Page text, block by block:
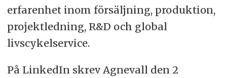
erfarenhet inom försäljning, produktion,
projektledning, R&D och global
livscykelservice.
På LinkedIn skrev Agnevall den 2